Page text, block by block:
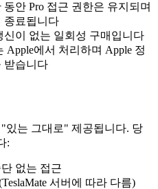
안 Pro 접근 권한은 유지되며
종료됩니다
이 없는 일회성 구매입니다
Apple에서 처리하며 Apple 정
받습니다
있는 그대로" 제공됩니다. 당
:
없는 접근
서버에 따라 다름)